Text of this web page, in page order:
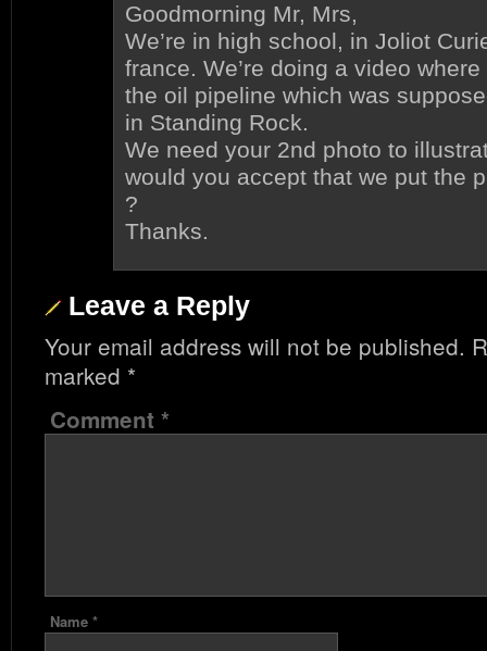
Goodmorning Mr, Mrs,
We’re in high school, in Joliot
france. We’re doing a video
the oil pipeline which was
in Standing Rock.
We need your 2nd photo to
would you accept that we put the
?
Thanks.
Leave a Reply
Your email address will not be published.
marked *
Comment *
Name *